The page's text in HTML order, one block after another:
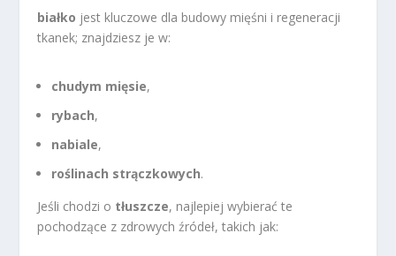
białko jest kluczowe dla budowy mięśni i regeneracji
tkanek; znajdziesz je w:
chudym mięsie,
rybach,
nabiale,
roślinach strączkowych.
Jeśli chodzi o tłuszcze, najlepiej wybierać te
pochodzące z zdrowych źródeł, takich jak: